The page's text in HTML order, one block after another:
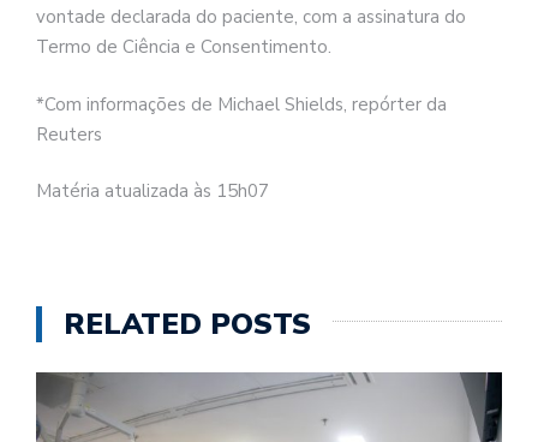
vontade declarada do paciente, com a assinatura do
Termo de Ciência e Consentimento.
*Com informações de Michael Shields, repórter da
Reuters
Matéria atualizada às 15h07
RELATED POSTS